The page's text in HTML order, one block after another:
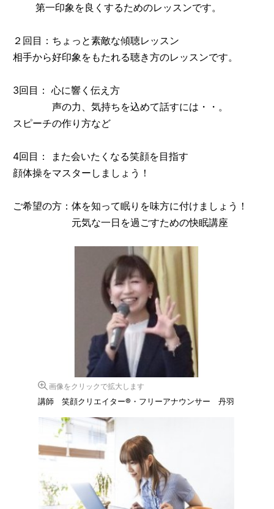
第一印象を良くするためのレッスンです。
２回目：ちょっと素敵な傾聴レッスン
相手から好印象をもたれる聴き方のレッスンです。
3回目： 心に響く伝え方
声の力、気持ちを込めて話すには・・。
スピーチの作り方など
4回目： また会いたくなる笑顔を目指す
顔体操をマスターしましょう！
ご希望の方：体を知って眠りを味方に付けましょう！
元気な一日を過ごすための快眠講座
画像をクリックで拡大します
講師 笑顔クリエイター®・フリーアナウンサー 丹羽